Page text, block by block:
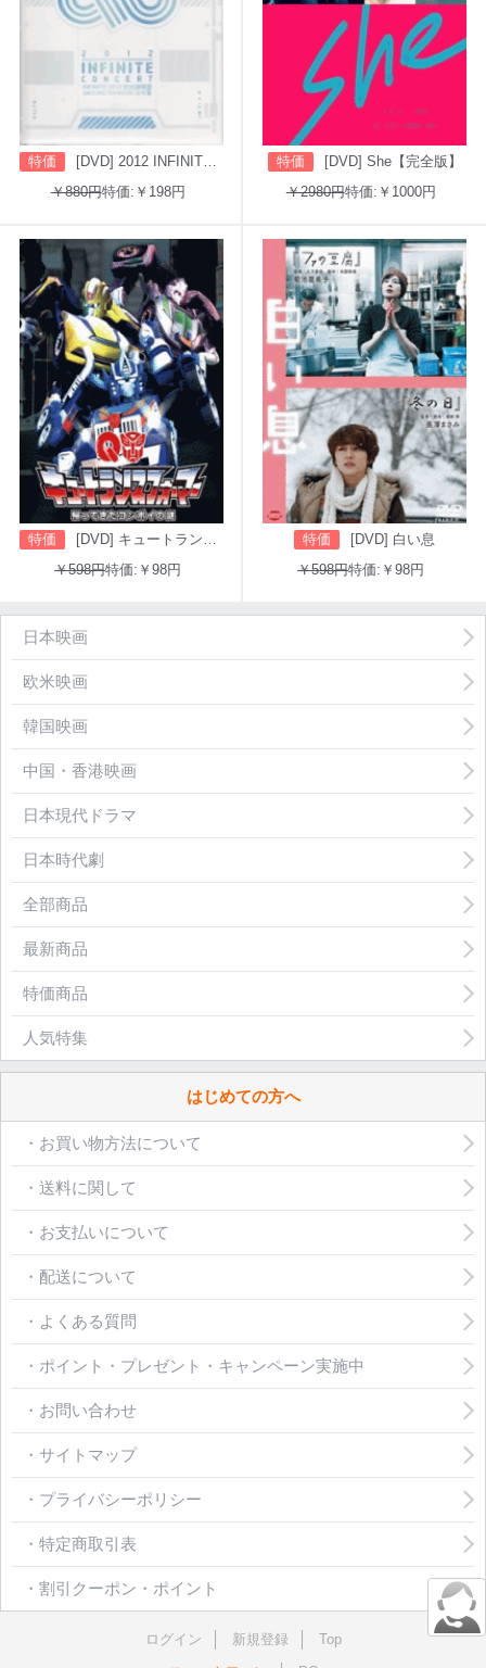
特価
[DVD] 2012 INFINITE CONCERT SECOND INVASION: EVOLUTION
￥880円特価:￥198円
特価
[DVD] She【完全版】
￥2980円特価:￥1000円
特価
[DVD] キュートランスフォーマー 帰ってきたコンボイの謎
￥598円特価:￥98円
特価
[DVD] 白い息
￥598円特価:￥98円
日本映画
欧米映画
韓国映画
中国・香港映画
日本現代ドラマ
日本時代劇
全部商品
最新商品
特価商品
人気特集
はじめての方へ
・お買い物方法について
・送料に関して
・お支払いについて
・配送について
・よくある質問
・ポイント・プレゼント・キャンペーン実施中
・お問い合わせ
・サイトマップ
・プライバシーポリシー
・特定商取引表
・割引クーポン・ポイント
ログイン 新規登録
Top